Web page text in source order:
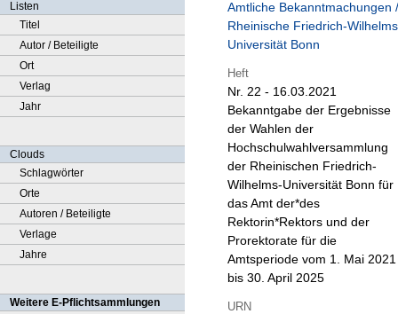
Listen
Titel
Autor / Beteiligte
Ort
Verlag
Jahr
Clouds
Schlagwörter
Orte
Autoren / Beteiligte
Verlage
Jahre
Weitere E-Pflichtsammlungen
Amtliche Bekanntmachungen /
Rheinische Friedrich-
Universität Bonn
Heft
Nr. 22 - 16.03.2021
Bekanntgabe der Ergebnisse
der Wahlen der
Hochschulwahlversammlung
der Rheinischen Friedrich-
Wilhelms-Universität Bonn für
das Amt der*des
Rektorin*Rektors und der
Prorektorate für die
Amtsperiode vom 1. Mai 2021
bis 30. April 2025
URN